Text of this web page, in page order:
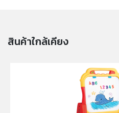
x(H)19.05cm.
แตกต่างกับของจริง
* เหมาะสำหรับ เด็กอายุ 2-3ปีขึ้น
สินค้าใกล้เคียง